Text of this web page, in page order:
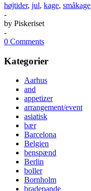
højtider, jul, kage, småkage
-
by Piskeriset
-
0 Comments
Kategorier
Aarhus
and
appetizer
arrangement/event
asiatisk
bær
Barcelona
Belgien
benspænd
Berlin
boller
Bornholm
bradepande